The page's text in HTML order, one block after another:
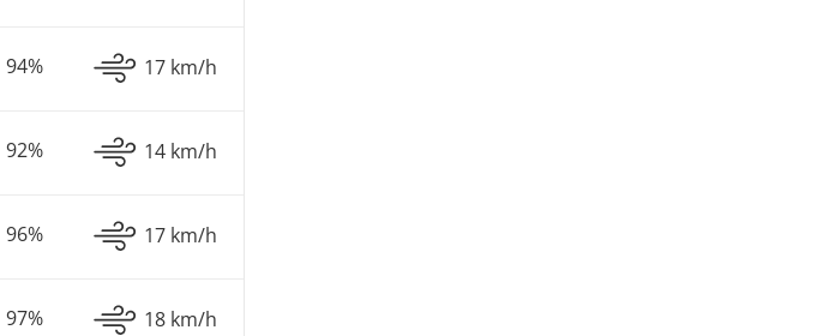
94% 17 km/h
92% 14 km/h
96% 17 km/h
97% 18 km/h